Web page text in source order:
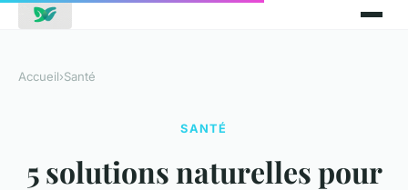
Accueil›Santé
SANTÉ
5 solutions naturelles pour